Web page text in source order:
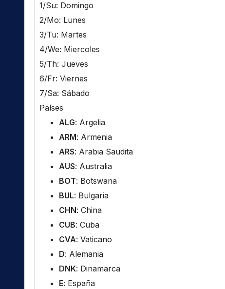
1/Su: Domingo
2/Mo: Lunes
3/Tu: Martes
4/We: Miercoles
5/Th: Jueves
6/Fr: Viernes
7/Sa: Sábado
Países
ALG: Argelia
ARM: Armenia
ARS: Arabia Saudita
AUS: Australia
BOT: Botswana
BUL: Bulgaria
CHN: China
CUB: Cuba
CVA: Vaticano
D: Alemania
DNK: Dinamarca
E: España